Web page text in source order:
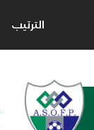
الترتيب